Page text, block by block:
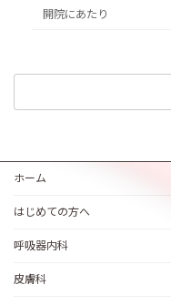
開院にあたり
ホーム
はじめての方へ
呼吸器内科
皮膚科